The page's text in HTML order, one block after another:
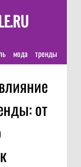
мода тренды
от